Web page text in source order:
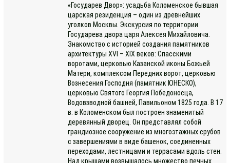
«Государев Двор»: усадьба Коломенское бывшая
царская резиденция – один из древнейших
уголков Москвы. Экскурсия по территории
Государева двора царя Алексея Михайловича.
Знакомство с историей создания памятников
архитектуры ХVI – ХIX веков: Спасскими
воротами, церковью Казанской иконы Божьей
Матери, комплексом Передних ворот, церковью
Вознесения Господня (памятник ЮНЕСКО),
церковью Святого Георгия Победоносца,
Водовзводной башней, Павильоном 1825 года. В 17
в. в Коломенском был построен знаменитый
деревянный дворец. Он представлял собой
грандиозное сооружение из многоэтажных срубов
с завершениями в виде башенок, соединенных
переходами, лестницами и террасами вдоль стен.
Над крышами возвышалось множество печных